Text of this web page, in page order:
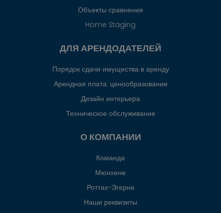
Объекты сравнения
Home Staging
ДЛЯ АРЕНДОДАТЕЛЕЙ
Порядок сдачи имущества в аренду
Арендная плата: ценообразование
Дизайн интерьера
Техническое обслуживание
О КОМПАНИИ
Команда
Мюнхене
Роттах-Эгерне
Наши реквизиты